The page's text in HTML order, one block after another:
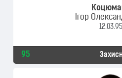
Ігор
12.03.95
95